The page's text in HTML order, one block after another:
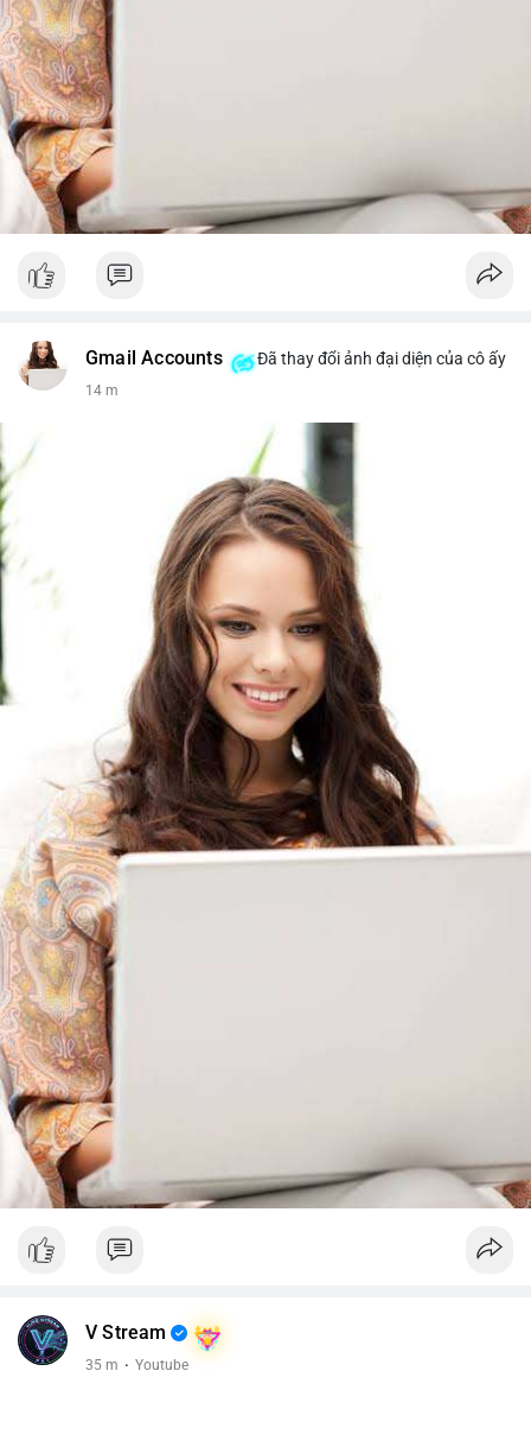
Gmail Accounts Đã thay đổi ảnh đại diện của cô ấy
14 m
V Stream
35 m · Youtube